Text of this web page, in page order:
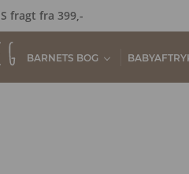
fragt fra 399,-
BARNETS BOG